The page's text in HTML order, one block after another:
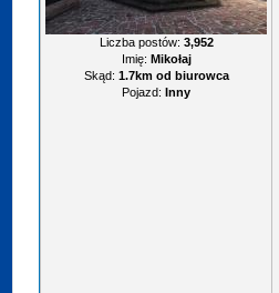
Liczba postów: 3,952
Imię: Mikołaj
Skąd: 1.7km od biurowca
Pojazd: Inny